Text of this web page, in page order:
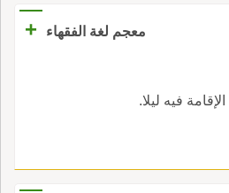
معجم لغة الفقهاء
+
فيه ليلا‏.